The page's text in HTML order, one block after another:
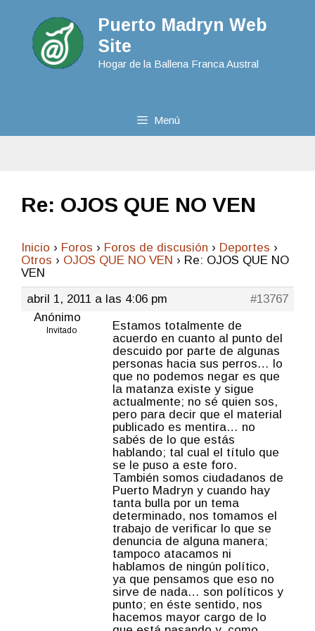
Puerto Madryn Web
Site
Hogar de la Ballena Franca Austral
Menú
Re: OJOS QUE NO VEN
Inicio › Foros › Foros de discusión › Deportes ›
Otros › OJOS QUE NO VEN › Re: OJOS QUE NO
VEN
abril 1, 2011 a las 4:06 pm
#13767
Anónimo
Invitado
Estamos totalmente de
acuerdo en cuanto al punto del
descuido por parte de algunas
personas hacia sus perros… lo
que no podemos negar es que
la matanza existe y sigue
actualmente; no sé quien sos,
pero para decir que el material
publicado es mentira… no
sabés de lo que estás
hablando; tal cual el título que
se le puso a este foro.
También somos ciudadanos de
Puerto Madryn y cuando hay
tanta bulla por un tema
determinado, nos tomamos el
trabajo de verificar lo que se
denuncia de alguna manera;
tampoco atacamos ni
hablamos de ningún político,
ya que pensamos que eso no
sirve de nada… son políticos y
punto; en éste sentido, nos
hacemos mayor cargo de lo